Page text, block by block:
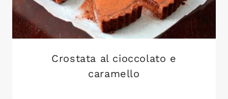
Crostata al cioccolato e
caramello